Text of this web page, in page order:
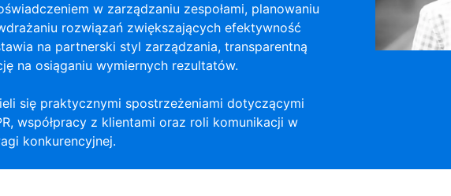
w zarządzaniu zespołami, planowaniu
rozwiązań zwiększających efektywność
na partnerski styl zarządzania, transparentną
na osiąganiu wymiernych rezultatów.
się praktycznymi spostrzeżeniami dotyczącymi
współpracy z klientami oraz roli komunikacji w
konkurencyjnej.